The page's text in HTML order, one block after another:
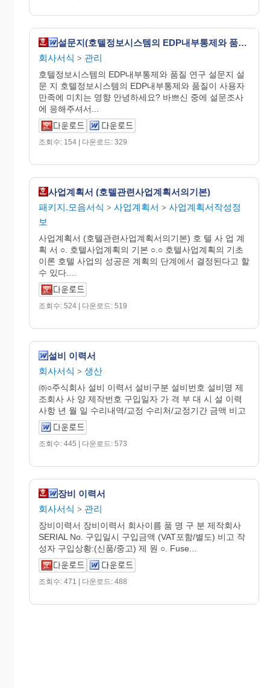
설문지(호텔정보시스템의 EDP내부통제와 품질연구)
회사서식 > 관리
호텔정보시스템의 EDP내부통제와 품질 연구 설문지 설
문 지 호텔정보시스템의 EDP내부통제와 품질이 사용자
만족에 미치는 영향 안녕하세요? 바쁘신 중에 설문조사
에 응해주셔서...
조회수: 154 | 다운로드: 329
사업계획서 (호텔관련사업계획서의기본)
패키지.모음서식 > 사업계획서 > 사업계획서작성정
보
사업계획서 (호텔관련사업계획서의기본) 호 텔 사 업 계
획 서 ○. 호텔사업계획의 기본 ○.○ 호텔사업계획의 기초
이론 호텔 사업의 성공은 계획의 단계에서 결정된다고 할
수 있다....
조회수: 524 | 다운로드: 519
설비 이력서
회사서식 > 생산
㈜○주식회사 설비 이력서 설비구분 설비번호 설비명 제
조회사 사 양 제작번호 구입일자 가 격 부 대 시 설 이력
사항 년 월 일 수리내역/교정 수리처/교정기간 금액 비고
조회수: 445 | 다운로드: 573
장비 이력서
회사서식 > 관리
장비이력서 장비이력서 회사이름 품 명 구 분 제작회사
SERIAL No. 구입일시 구입금액 (VAT포함/별도) 비고 작
성자 구입상황:(신품/중고) 제 원 ○. Fuse...
조회수: 471 | 다운로드: 488